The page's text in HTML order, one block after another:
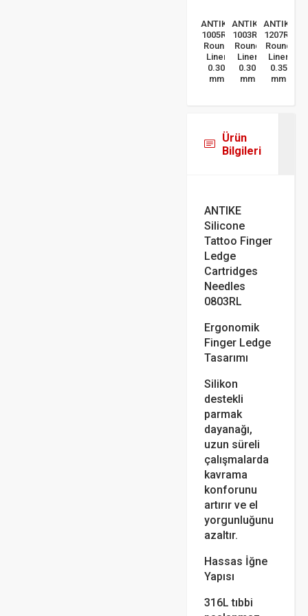
ANTIKE
1005RL
Round
Liner
0.30
mm
ANTIKE
1003RL
Round
Liner
0.30
mm
ANTIKE
1207RL
Round
Liner
0.35
mm
Ürün
Bilgileri
ANTIKE
Silicone
Tattoo Finger
Ledge
Cartridges
Needles
0803RL
Ergonomik
Finger Ledge
Tasarımı
Silikon
destekli
parmak
dayanağı,
uzun süreli
çalışmalarda
kavrama
konforunu
artırır ve el
yorgunluğunu
azaltır.
Hassas İğne
Yapısı
316L tıbbi